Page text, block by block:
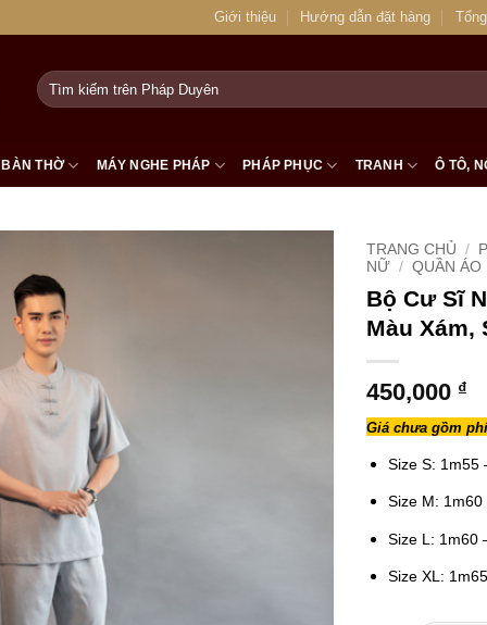
Giới thiệu Hướng dẫn đặt hàng
Tìm
kiếm:
BÀN THỜ MÁY NGHE PHÁP PHÁP PHỤC TRANH Ô TÔ,
TRANG CHỦ /
NỮ / QUẦN
Bộ Cư Sĩ
Màu Xám,
450,000 ₫
Giá chưa gồm
Size S: 1m55
Size M:
Size L: 1m60
Size XL: